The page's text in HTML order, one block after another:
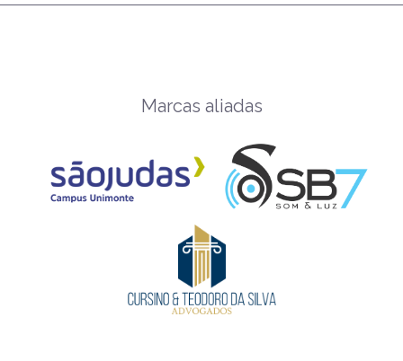
Marcas aliadas